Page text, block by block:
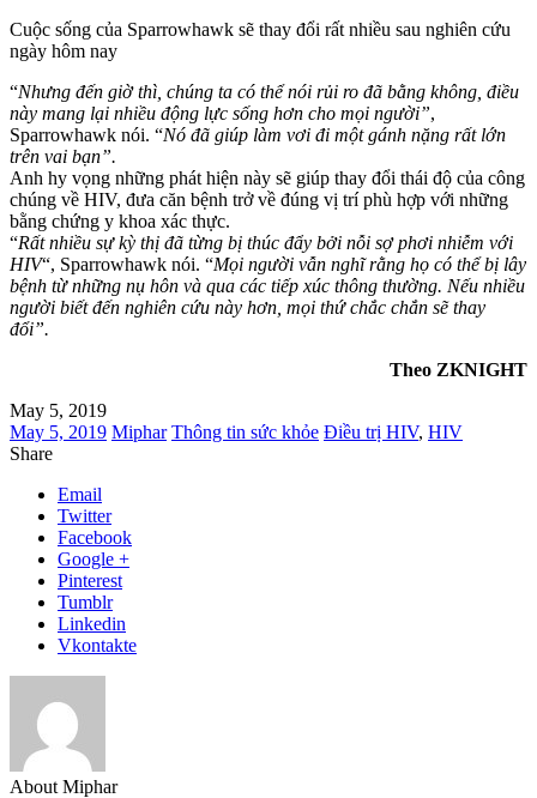
Cuộc sống của Sparrowhawk sẽ thay đổi rất nhiều sau nghiên cứu
ngày hôm nay
“Nhưng đến giờ thì, chúng ta có thể nói rủi ro đã bằng không, điều
này mang lại nhiều động lực sống hơn cho mọi người”,
Sparrowhawk nói. “Nó đã giúp làm vơi đi một gánh nặng rất lớn
trên vai bạn”.
Anh hy vọng những phát hiện này sẽ giúp thay đổi thái độ của công
chúng về HIV, đưa căn bệnh trở về đúng vị trí phù hợp với những
bằng chứng y khoa xác thực.
“Rất nhiều sự kỳ thị đã từng bị thúc đẩy bởi nỗi sợ phơi nhiễm với
HIV“, Sparrowhawk nói. “Mọi người vẫn nghĩ rằng họ có thể bị lây
bệnh từ những nụ hôn và qua các tiếp xúc thông thường. Nếu nhiều
người biết đến nghiên cứu này hơn, mọi thứ chắc chắn sẽ thay
đổi”.
Theo ZKNIGHT
May 5, 2019
May 5, 2019 Miphar Thông tin sức khỏe Điều trị HIV, HIV
Share
Email
Twitter
Facebook
Google +
Pinterest
Tumblr
Linkedin
Vkontakte
About Miphar